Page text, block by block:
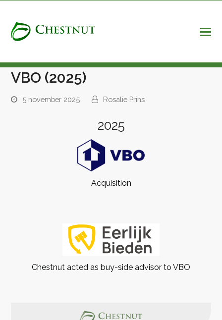
VBO (2025)
5 november 2025 Rosalie Prins
2025
Acquisition
Chestnut acted as buy-side advisor to VBO